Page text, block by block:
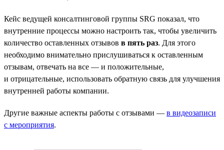
Кейс ведущей консалтинговой группы SRG показал, что
внутренние процессы можно настроить так, чтобы увеличить
количество оставленных отзывов в пять раз. Для этого
необходимо внимательно прислушиваться к оставленным
отзывам, отвечать на все — и положительные,
и отрицательные, использовать обратную связь для улучшения
внутренней работы компании.
Другие важные аспекты работы с отзывами — в видеозаписи
с мероприятия.